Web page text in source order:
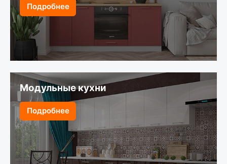
Подробнее
Модульные кухни
Подробнее